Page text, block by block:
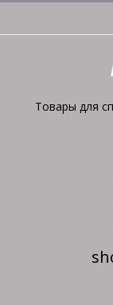
Товары для